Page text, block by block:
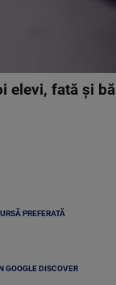
elevi, fată și
PREFERATĂ
GOOGLE DISCOVER